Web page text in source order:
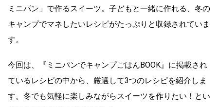
ミニパン」で作るスイーツ。子どもと一緒に作れる、冬の
キャンプでマネしたいレシピがたっぷりと収録されていま
す。
今回は、『ミニパンでキャンプごはんBOOK』に掲載され
ているレシピの中から、厳選して3つのレシピを紹介しま
す。冬でも気軽に楽しみながらスイーツを作りたい！とい